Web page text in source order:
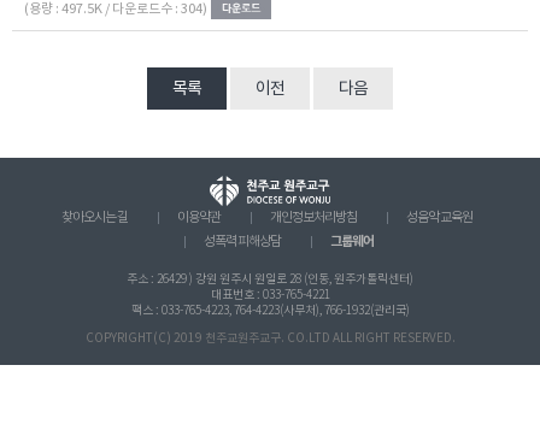
(용량 : 497.5K / 다운로드수 : 304)
목록 이전 다음
찾아오시는 길 이용약관 개인정보처리방침
성음악 교육원
성폭력 피해상담
그룹웨어
주소 : 26429 ) 강원 원주시 원일로 28 (인동, 원주가톨릭센터)
대표번호 : 033-765-4221
팩스 : 033-765-4223, 764-4223(사무처), 766-1932(관리국)
COPYRIGHT(C) 2019 천주교원주교구. CO.LTD ALL RIGHT RESERVED.